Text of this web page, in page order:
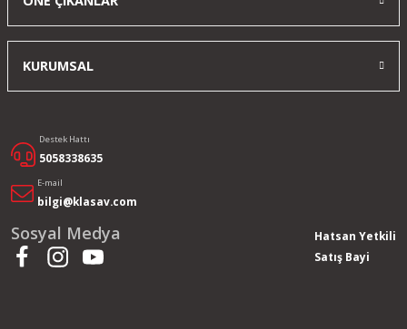
KURUMSAL
Destek Hattı
5058338635
E-mail
bilgi@klasav.com
Sosyal Medya
Hatsan Yetkili
Satış Bayi